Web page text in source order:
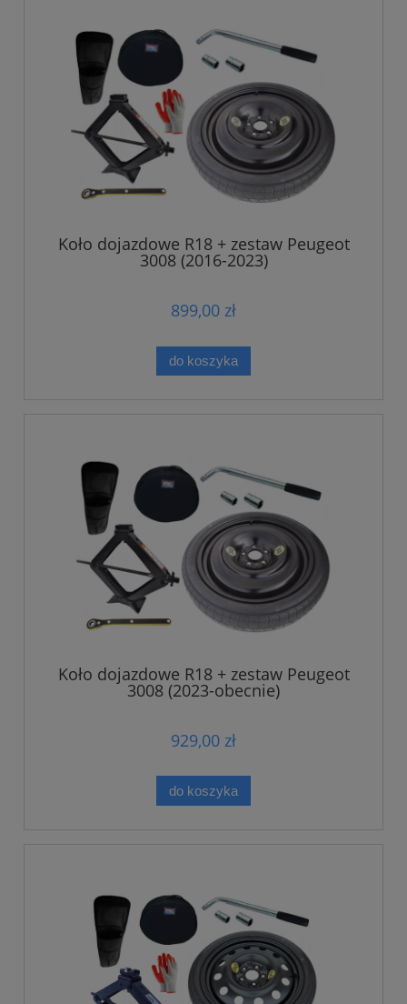
Koło dojazdowe R18 + zestaw Peugeot
3008 (2016-2023)
899,00 zł
do koszyka
Koło dojazdowe R18 + zestaw Peugeot
3008 (2023-obecnie)
929,00 zł
do koszyka